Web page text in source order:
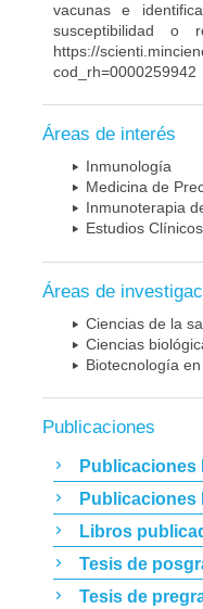
vacunas e
susceptibilidad o
https://
cod_rh=0000259942
Áreas de interés
Inmunología
Medicina de
Inmunoterapia
Estudios Clínicos
Áreas de
Ciencias de la
Ciencias
Biotecnología
Publicaciones
Publicaciones
Publicaciones
Libros
Tesis de
Tesis de